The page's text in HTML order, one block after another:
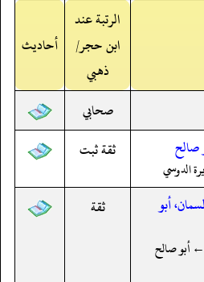
الرتبة عند
ابن حجر/
ذهبي
أحاديث
صحابي
صالح
الدوسي
ثقة ثبت
أبو
أبو صالح
ثقة